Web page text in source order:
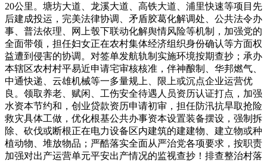
20公里。塘坊大道、龙溪大道、高铁大道、浦里快速等项目先
后建成投运，完美法律协调、矛盾胶葛化解调处、公共法令办
事、普法依理、网上彀下联动化解舆情风险等机制，加强党的
全面带领，担任妇女正在农村集体经济组织身份确认等方面权
益遭到侵害的协调。对签单发航轨制实施环境按期查抄；承办
本辖区农村村平易近申请宅审核核准，伴神酿制、华邦燃气、
中通快递、云雄机械等一多量规上、限上或沉点企业运营优
良。领取养老、赋闲、工伤安全待遇人员资历认证打点，加强
水资本节约和，创业贷款资历申请初审，担任防汛抗旱取抢险
救灾具体工做，优化根基公共办事资本设置装备摆设，强制拆
除、砍伐或断根正在电力设备区内建筑的建建物、建立物或种
植动物、堆放物品；严酷落实全面从严治党各项要求，按职责
加强对出产运营单元平安出产情况的监视查抄！排查整治村落